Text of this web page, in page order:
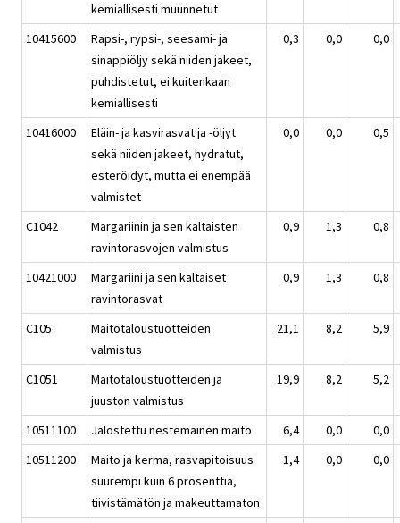
kemiallisesti muunnetut
10415600
Rapsi-, rypsi-, seesami- ja
sinappiöljy sekä niiden jakeet,
puhdistetut, ei kuitenkaan
kemiallisesti
0,3 0,0 0,0
10416000
Eläin- ja kasvirasvat ja -öljyt
sekä niiden jakeet, hydratut,
esteröidyt, mutta ei enempää
valmistet
0,0 0,0 0,5
C1042
Margariinin ja sen kaltaisten
ravintorasvojen valmistus
0,9 1,3 0,8
10421000
Margariini ja sen kaltaiset
ravintorasvat
0,9 1,3 0,8
C105
Maitotaloustuotteiden
valmistus
21,1 8,2 5,9
C1051
Maitotaloustuotteiden ja
juuston valmistus
19,9 8,2 5,2
10511100 Jalostettu nestemäinen maito 6,4 0,0
0,0
10511200
Maito ja kerma, rasvapitoisuus
suurempi kuin 6 prosenttia,
tiivistämätön ja makeuttamaton
1,4 0,0 0,0